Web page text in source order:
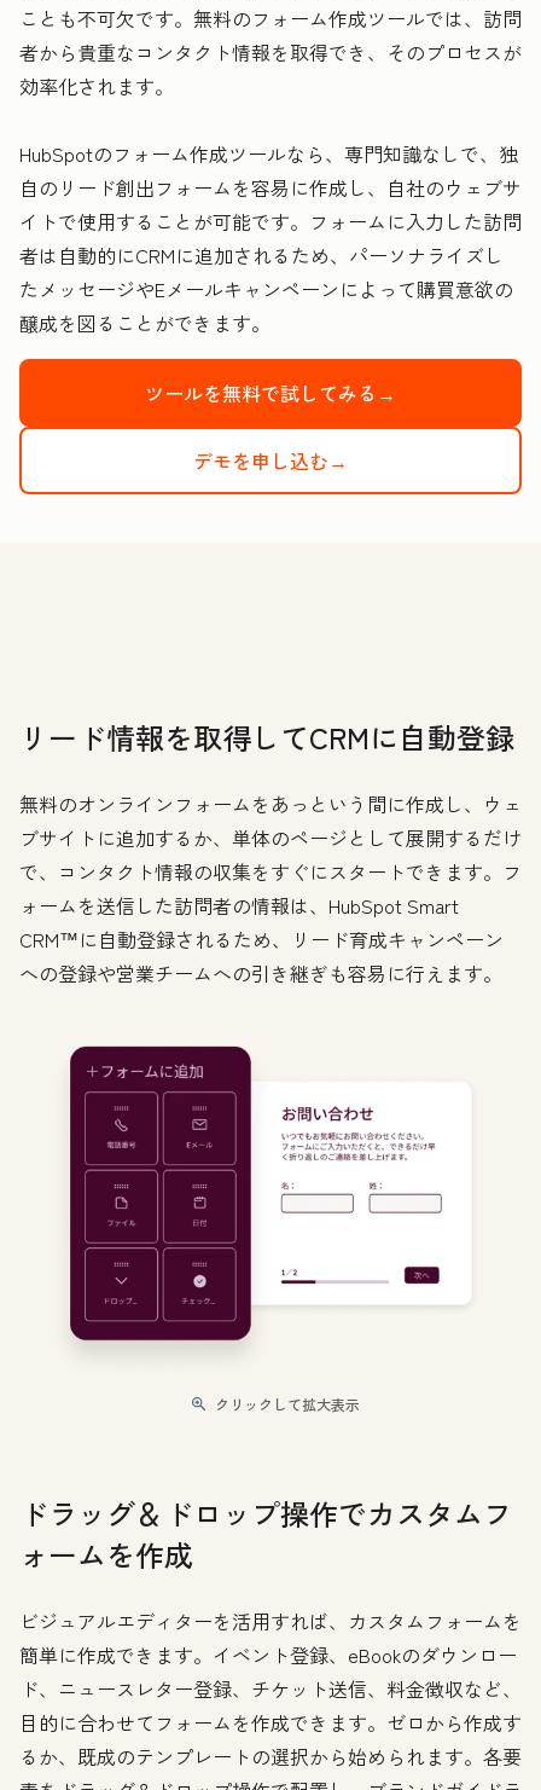
ことも不可欠です。無料のフォーム作成ツールでは、訪問
者から貴重なコンタクト情報を取得でき、そのプロセスが
効率化されます。
HubSpotのフォーム作成ツールなら、専門知識なしで、独
自のリード創出フォームを容易に作成し、自社のウェブサ
イトで使用することが可能です。フォームに入力した訪問
者は自動的にCRMに追加されるため、パーソナライズし
たメッセージやEメールキャンペーンによって購買意欲の
醸成を図ることができます。
ツールを無料で試してみる→
デモを申し込む→
リード情報を取得してCRMに自動登録
無料のオンラインフォームをあっという間に作成し、ウェ
ブサイトに追加するか、単体のページとして展開するだけ
で、コンタクト情報の収集をすぐにスタートできます。フ
ォームを送信した訪問者の情報は、HubSpot Smart
CRM™に自動登録されるため、リード育成キャンペーン
への登録や営業チームへの引き継ぎも容易に行えます。
クリックして拡大表示
ドラッグ＆ドロップ操作でカスタムフ
ォームを作成
ビジュアルエディターを活用すれば、カスタムフォームを
簡単に作成できます。イベント登録、eBookのダウンロー
ド、ニュースレター登録、チケット送信、料金徴収など、
目的に合わせてフォームを作成できます。ゼロから作成す
るか、既成のテンプレートの選択から始められます。各要